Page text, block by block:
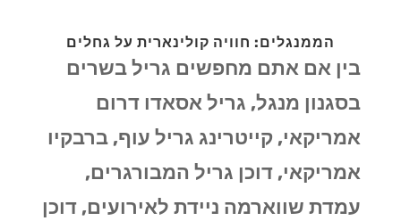
הממנגלים: חוויה קולינארית על גחלים
בין אם אתם מחפשים גריל בשרים
בסגנון מנגל, גריל אסאדו דרום
אמריקאי, קייטרינג גריל עוף, ברבקיו
אמריקאי, דוכן גריל המבורגרים,
עמדת שווארמה ניידת לאירועים, דוכן